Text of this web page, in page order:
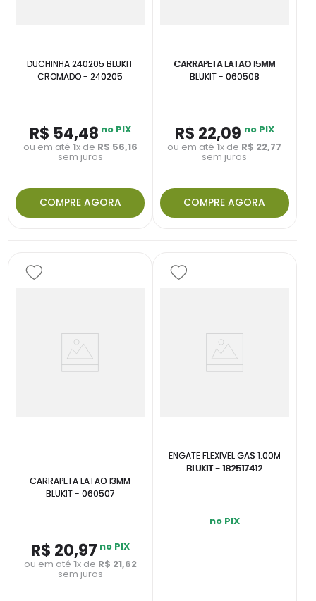
DUCHINHA 240205 BLUKIT
CROMADO - 240205
R$ 54,48 no PIX
ou em até 1x de R$ 56,16
sem juros
COMPRE AGORA
CARRAPETA LATAO 15MM
BLUKIT - 060508
R$ 22,09 no PIX
ou em até1x de R$ 22,77
sem juros
COMPRE AGORA
CARRAPETA LATAO 13MM
BLUKIT - 060507
R$ 20,97 no PIX
ou em até 1x de R$ 21,62
sem juros
ENGATE FLEXIVEL GAS 1.00M
BLUKIT - 182517412
no PIX